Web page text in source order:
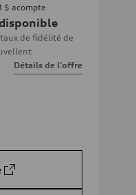
$ acompte
de fidélité de
Détails de l’offre